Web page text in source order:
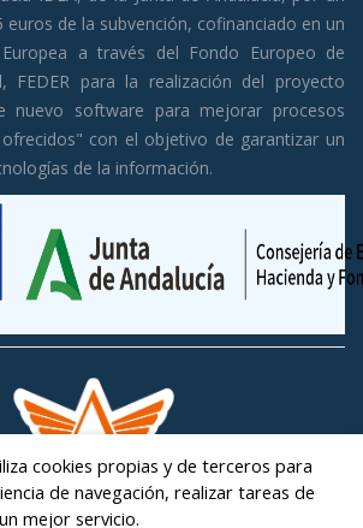
euros de la subvención, cofinanciado en un
a través del Fondo Europeo de
FEDER para la realización del proyecto
nuevo software para mejorar procesos
con el objetivo de garantizar un
de la información.
cookies propias y de terceros para
de navegación, realizar tareas de
mejor servicio.